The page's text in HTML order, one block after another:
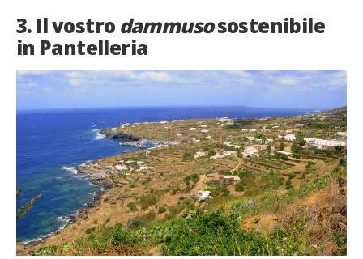
3. Il vostro dammusosostenibile
in Pantelleria